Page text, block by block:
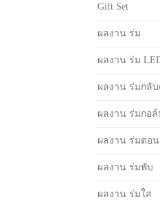
Gift Set
ผลงาน ร่ม
ผลงาน ร่ม
ผลงาน ร่มกลั
ผลงาน ร่มกอล์
ผลงาน ร่มตอน
ผลงาน ร่มพับ
ผลงาน ร่มใส